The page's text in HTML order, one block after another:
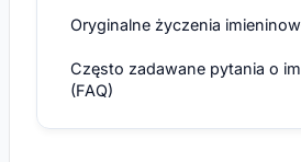
Oryginalne życzenia
Często zadawane pytania o
(FAQ)